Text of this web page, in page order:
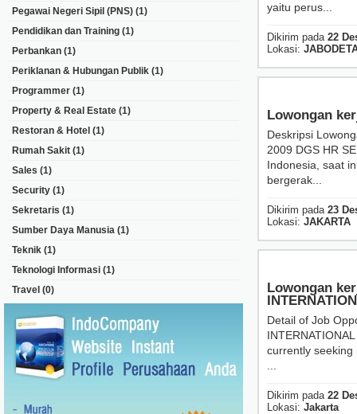
Pegawai Negeri Sipil (PNS) (1)
Pendidikan dan Training (1)
Perbankan (1)
Periklanan & Hubungan Publik (1)
Programmer (1)
Property & Real Estate (1)
Restoran & Hotel (1)
Rumah Sakit (1)
Sales (1)
Security (1)
Sekretaris (1)
Sumber Daya Manusia (1)
Teknik (1)
Teknologi Informasi (1)
Travel (0)
yaitu perus...
Dikirim pada 22
Lokasi:
Lowongan
Deskripsi
2009 DGS HR
Indonesia, saat
bergerak...
Dikirim pada 23
Lokasi: JAKARTA
Lowongan
Detail of Job
currently seeking
Dikirim pada 22
Lokasi: Jakarta